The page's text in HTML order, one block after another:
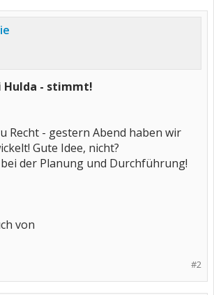
Hulda - stimmt!
Recht - gestern Abend haben wir
Gute Idee, nicht?
der Planung und Durchführung!
von
#2